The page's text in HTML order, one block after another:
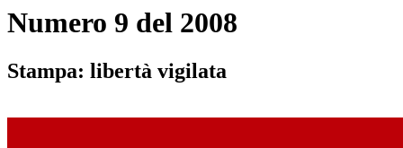
Numero 9 del 2008
Stampa: libertà vigilata